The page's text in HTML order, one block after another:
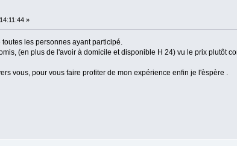
»
les personnes ayant participé.
(en plus de l'avoir à domicile et disponible H 24) vu le prix plutôt
vous, pour vous faire profiter de mon expérience enfin je l'èspère .